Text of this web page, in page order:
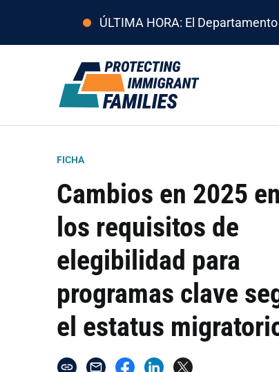
ÚLTIMA HORA: El
FICHA
Cambios en 2025 en
los requisitos de
elegibilidad para
programas clave
el estatus